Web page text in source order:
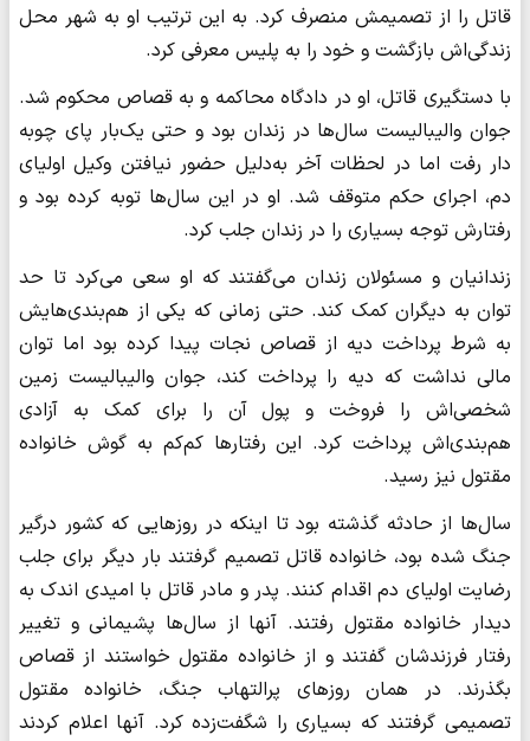
قاتل را از تصمیمش منصرف کرد. به این ترتیب او به شهر محل
زندگی‌اش بازگشت و خود را به پلیس معرفی کرد.
با دستگیری قاتل، او در دادگاه محاکمه و به قصاص محکوم شد.
جوان والیبالیست سال‌ها در زندان بود و حتی یک‌بار پای چوبه
دار رفت اما در لحظات آخر به‌دلیل حضور نیافتن وکیل اولیای
دم، اجرای حکم متوقف شد. او در این سال‌ها توبه کرده بود و
رفتارش توجه بسیاری را در زندان جلب کرد.
زندانیان و مسئولان زندان می‌گفتند که او سعی می‌کرد تا حد
توان به دیگران کمک کند. حتی زمانی که یکی از هم‌بندی‌هایش
به شرط پرداخت دیه از قصاص نجات پیدا کرده بود اما توان
مالی نداشت که دیه را پرداخت کند، جوان والیبالیست زمین
شخصی‌اش را فروخت و پول آن را برای کمک به آزادی
هم‌بندی‌اش پرداخت کرد. این رفتارها کم‌کم به گوش خانواده
مقتول نیز رسید.
سال‌ها از حادثه گذشته بود تا اینکه در روزهایی که کشور درگیر
جنگ شده بود، خانواده قاتل تصمیم گرفتند بار دیگر برای جلب
رضایت اولیای دم اقدام کنند. پدر و مادر قاتل با امیدی اندک به
دیدار خانواده مقتول رفتند. آنها از سال‌ها پشیمانی و تغییر
رفتار فرزندشان گفتند و از خانواده مقتول خواستند از قصاص
بگذرند. در همان روزهای پرالتهاب جنگ، خانواده مقتول
تصمیمی گرفتند که بسیاری را شگفت‌زده کرد. آنها اعلام کردند